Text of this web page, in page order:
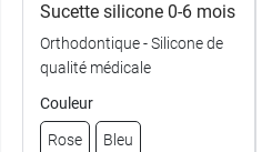
Sucette silicone 0-6 mois
Orthodontique - Silicone de
qualité médicale
Couleur
Rose Bleu